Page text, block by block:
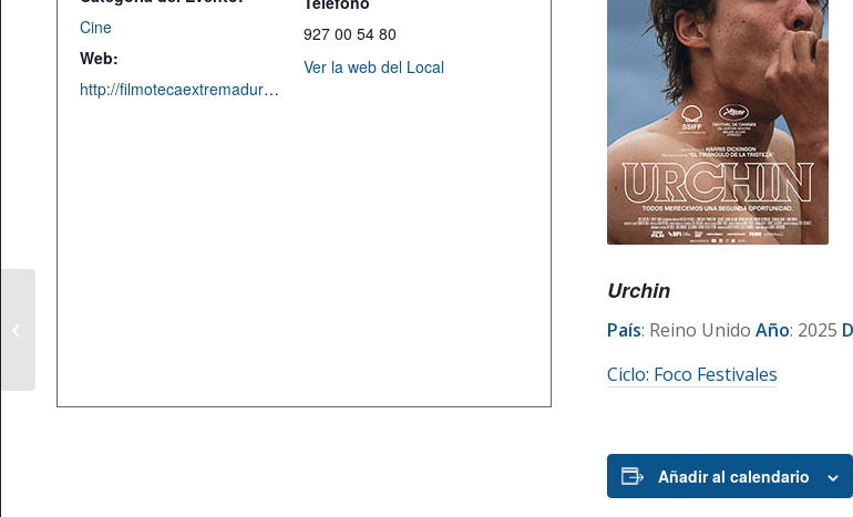
Urchin
País: Reino Unido Año: 2025
Ciclo: Foco Festivales
Añadir al calendario
Cine
Web:
http://filmotecaextremadura.juntaex.es/web/1354
927 00 54 80
Ver la web del Local